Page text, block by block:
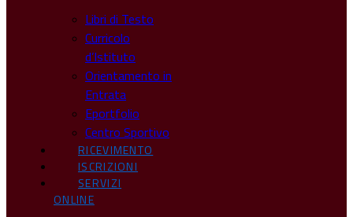
Libri di Testo
Curricolo
d’Istituto
Orientamento in
Entrata
Eportfolio
Centro Sportivo
RICEVIMENTO
ISCRIZIONI
SERVIZI
ONLINE